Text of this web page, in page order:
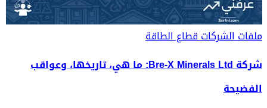
ملفات الشركاتقطاع الطاقة
شركة Bre-X Minerals Ltd: ما هي، تاريخها، وعواقب
الفضيحة